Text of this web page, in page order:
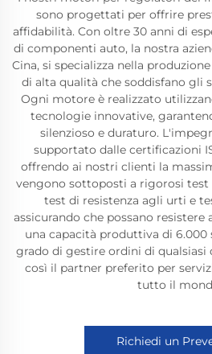
sono progettati per offrire
affidabilità. Con oltre 30 anni di
di componenti auto, la nostra
Cina, si specializza nella
di alta qualità che soddisfano gli
Ogni motore è realizzato
tecnologie innovative,
silenzioso e duraturo.
supportato dalle certificazioni
offrendo ai nostri clienti la
vengono sottoposti a rigorosi test
test di resistenza agli urti e
assicurando che possano resistere
una capacità produttiva di
grado di gestire ordini di qualsiasi
così il partner preferito per
tutto il
Richiedi un